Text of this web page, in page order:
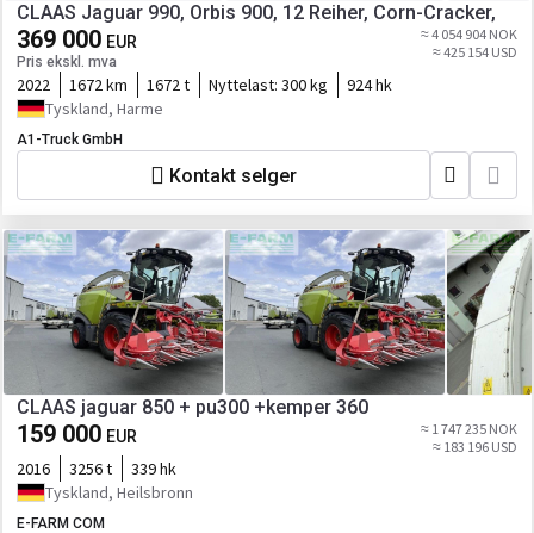
CLAAS Jaguar 990, Orbis 900, 12 Reiher, Corn-Cracker,
369 000 EUR
Pris ekskl. mva
≈ 4 054 904 NOK
≈ 425 154 USD
2022 1672 km 1672 t Nyttelast: 300 kg
924 hk
Tyskland, Harme
A1-Truck GmbH
Kontakt selger
CLAAS jaguar 850 + pu300 +kemper 360
159 000 EUR
≈ 1 747 235 NOK
≈ 183 196 USD
2016 3256 t
339 hk
Tyskland, Heilsbronn
E-FARM COM